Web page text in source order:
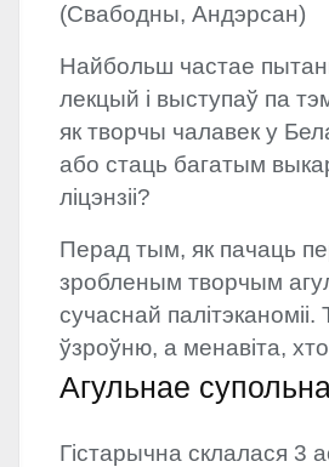
(Свабодны, Андэрсан)
Найбольш частае
лекцый і выступаў па
як творчы чалавек у
або стаць багатым
ліцэнзіі?
Перад тым, як пачаць
зробленым творчым
сучаснай
ўзроўню, а менавіта,
Агульнае
Гістарычна склалася 3